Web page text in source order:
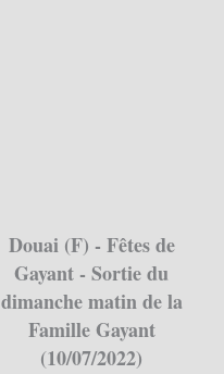
Douai (F) - Fêtes de
Gayant - Sortie du
dimanche matin de la
Famille Gayant
(10/07/2022)